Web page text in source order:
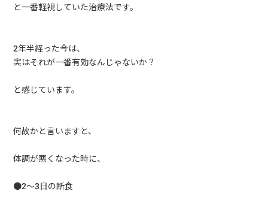
と一番軽視していた治療法です。
2年半経った今は、
実はそれが一番有効なんじゃないか？
と感じています。
何故かと言いますと、
体調が悪くなった時に、
●2～3日の断食